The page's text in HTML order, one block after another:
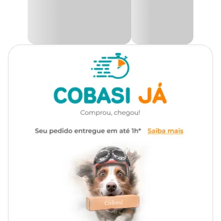
Ração
Whiskas
Unissex
bem-estar do seu gato, oferecendo momentos de prazer em cada
Somente na Cobasi você encontra aRação Úmida Whiskas
Patê Carne por um preçoespecial! No app, no site ou em nossas
Miúdo de bovino, miúdos de aves, água, minerais (tripolifosfato de
iodato de cálcio, óxido de zinco, selenito de sódio, óxido de
magnésio), vitaminas (D3, E, B1, B2, B6, B12, ácido pantotênico,
niacina, ácido fólico, cloreto de colina), metionina, taurina, goma
carragena, goma cássia, goma xantana, corante caramelo, EDTA
cálcio dissódico, palatabilizante.Eventuais substitutivos: miúdos de
suínos, goma konjac, gordura de frango, carne de frango
mecanicamente separada.